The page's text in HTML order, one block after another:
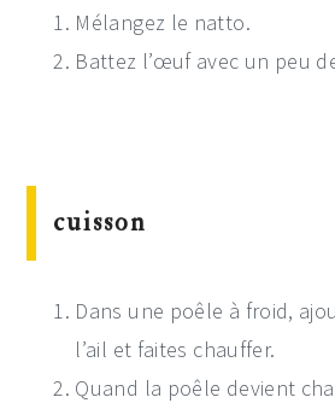
Mélangez le natto.
Battez l’œuf avec un peu
cuisson
Dans une poêle à froid,
l’ail et faites chauffer.
Quand la poêle devient